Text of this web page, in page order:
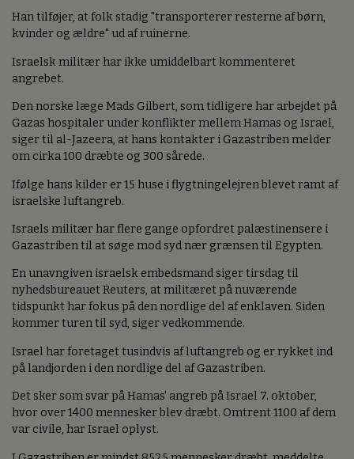
Han tilføjer, at folk stadig "transporterer resterne af børn,
kvinder og ældre" ud af ruinerne.
Israelsk militær har ikke umiddelbart kommenteret
angrebet.
Den norske læge Mads Gilbert, som tidligere har arbejdet på
Gazas hospitaler under konflikter mellem Hamas og Israel,
siger til al-Jazeera, at hans kontakter i Gazastriben melder
om cirka 100 dræbte og 300 sårede.
Ifølge hans kilder er 15 huse i flygtningelejren blevet ramt af
israelske luftangreb.
Israels militær har flere gange opfordret palæstinensere i
Gazastriben til at søge mod syd nær grænsen til Egypten.
En unavngiven israelsk embedsmand siger tirsdag til
nyhedsbureauet Reuters, at militæret på nuværende
tidspunkt har fokus på den nordlige del af enklaven. Siden
kommer turen til syd, siger vedkommende.
Israel har foretaget tusindvis af luftangreb og er rykket ind
på landjorden i den nordlige del af Gazastriben.
Det sker som svar på Hamas' angreb på Israel 7. oktober,
hvor over 1400 mennesker blev dræbt. Omtrent 1100 af dem
var civile, har Israel oplyst.